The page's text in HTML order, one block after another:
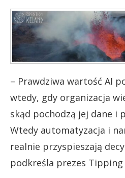
– Prawdziwa wartość AI
wtedy, gdy organizacja
skąd pochodzą jej dane i
Wtedy automatyzacja i
realnie przyspieszają
podkreśla prezes